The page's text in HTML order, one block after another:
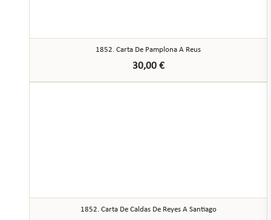
1852. Carta De Pamplona A Reus
30,00 €
1852. Carta De Caldas De Reyes A Santiago